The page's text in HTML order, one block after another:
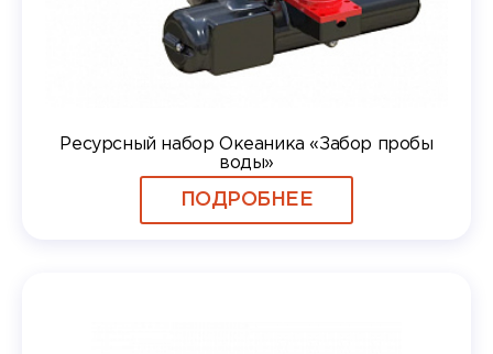
Ресурсный набор Океаника «Забор пробы
воды»
ПОДРОБНЕЕ